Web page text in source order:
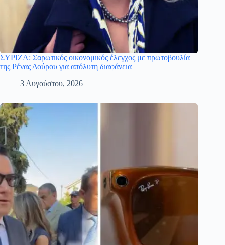
ΣΥΡΙΖΑ: Σαρωτικός οικονομικός έλεγχος με πρωτοβουλία
της Ρένας Δούρου για απόλυτη διαφάνεια
3 Αυγούστου, 2026